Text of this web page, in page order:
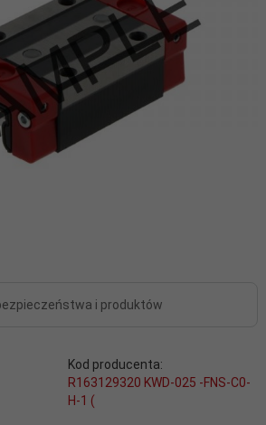
i produktów
Kod producenta:
R163129320 KWD-025 -FNS-C0-
H-1 (